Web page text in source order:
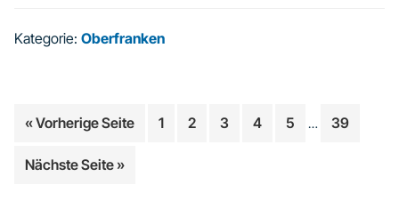
Kategorie: Oberfranken
« Vorherige Seiteaufrufen
Seite
1 Seite
2 Seite
3 Seite
4 Seite
5
Zwischenseiten
… Seite
39
Nächste Seiteaufrufen
»